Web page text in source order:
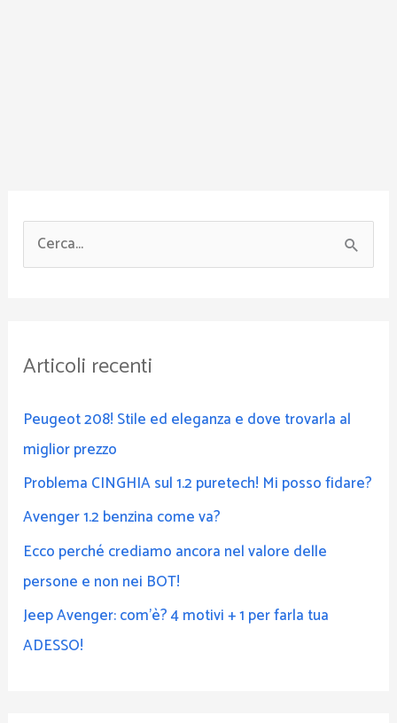
e
a
Articoli recenti
Peugeot 208! Stile ed eleganza e dove trovarla al
miglior prezzo
Problema CINGHIA sul 1.2 puretech! Mi posso fidare?
Avenger 1.2 benzina come va?
Ecco perché crediamo ancora nel valore delle
persone e non nei BOT!
Jeep Avenger: com’è? 4 motivi + 1 per farla tua
ADESSO!